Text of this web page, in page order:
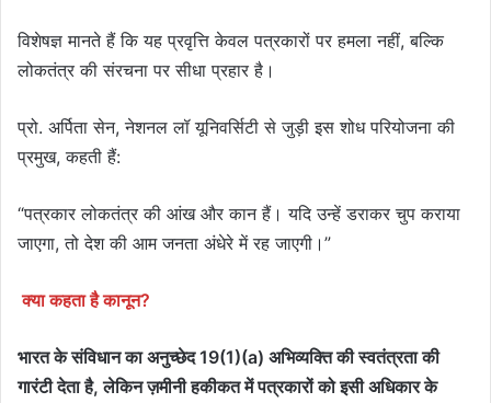
विशेषज्ञ मानते हैं कि यह प्रवृत्ति केवल पत्रकारों पर हमला नहीं, बल्कि
लोकतंत्र की संरचना पर सीधा प्रहार है।
प्रो. अर्पिता सेन, नेशनल लॉ यूनिवर्सिटी से जुड़ी इस शोध परियोजना की
प्रमुख, कहती हैं:
“पत्रकार लोकतंत्र की आंख और कान हैं। यदि उन्हें डराकर चुप कराया
जाएगा, तो देश की आम जनता अंधेरे में रह जाएगी।”
क्या कहता है कानून?
भारत के संविधान का अनुच्छेद 19(1)(a) अभिव्यक्ति की स्वतंत्रता की
गारंटी देता है, लेकिन ज़मीनी हकीकत में पत्रकारों को इसी अधिकार के